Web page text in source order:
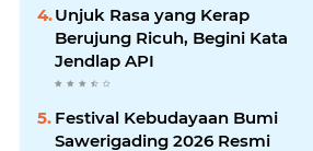
Unjuk Rasa yang Kerap
Berujung Ricuh, Begini Kata
Jendlap API
Festival Kebudayaan Bumi
Sawerigading 2026 Resmi